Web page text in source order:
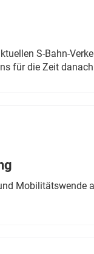
S-Bahn-
für die Zeit